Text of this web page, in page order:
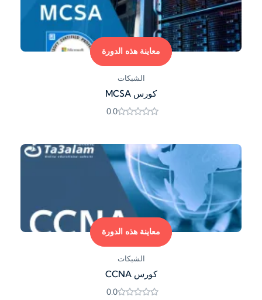
معاينة هذه الدورة
الشبكات
كورس MCSA
0.0
معاينة هذه الدورة
الشبكات
كورس CCNA
0.0